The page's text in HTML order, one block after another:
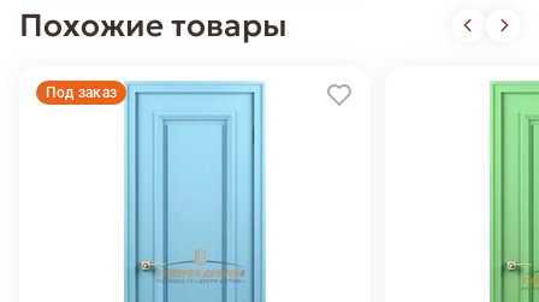
Похожие товары
Под заказ